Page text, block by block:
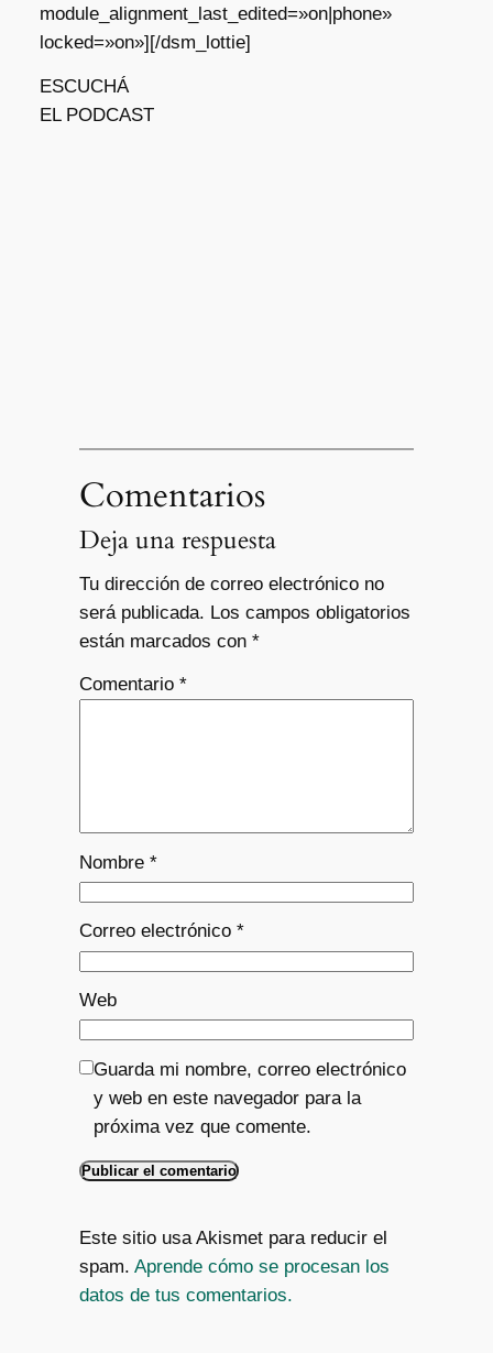
module_alignment_last_edited=»on|phone»
locked=»on»][/dsm_lottie]
ESCUCHÁ
EL PODCAST
Comentarios
Deja una respuesta
Tu dirección de correo electrónico no
será publicada. Los campos obligatorios
están marcados con *
Comentario *
Nombre *
Correo electrónico *
Web
Guarda mi nombre, correo electrónico
y web en este navegador para la
próxima vez que comente.
Este sitio usa Akismet para reducir el
spam. Aprende cómo se procesan los
datos de tus comentarios.